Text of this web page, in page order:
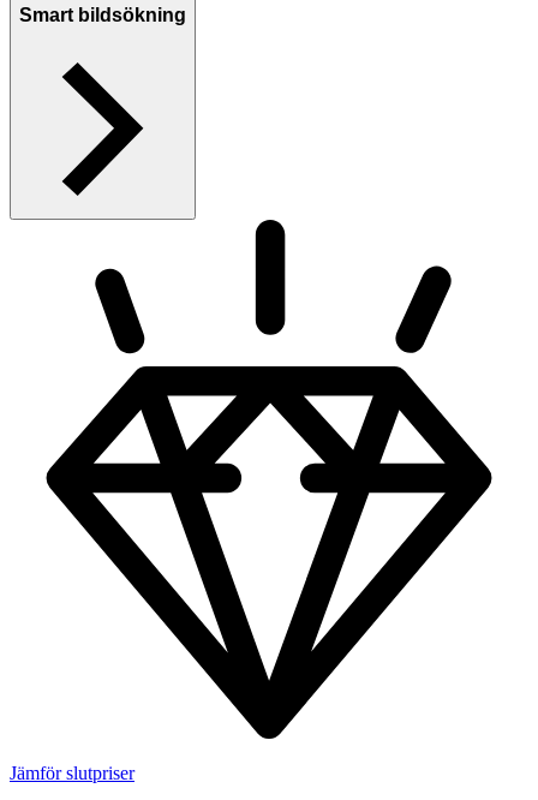
Smart bildsökning
Jämför slutpriser